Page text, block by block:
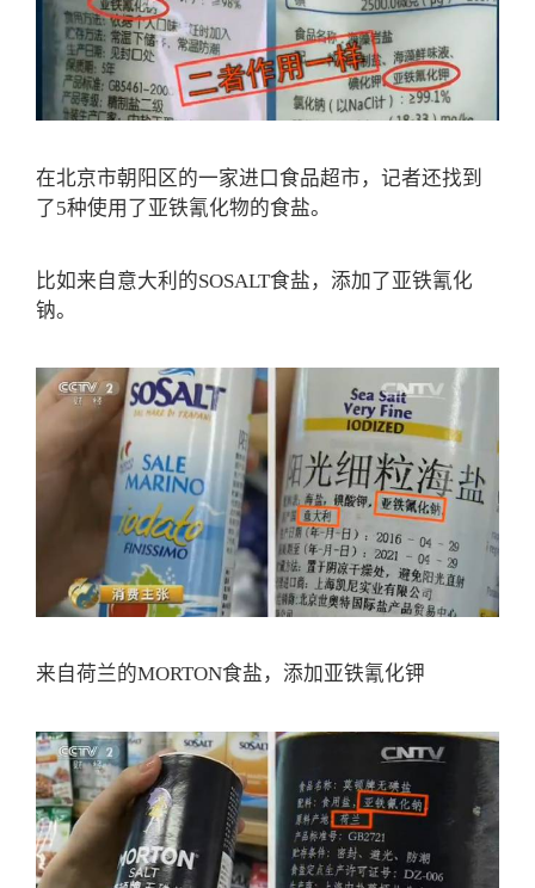
在北京市朝阳区的一家进口食品超市，记者还找到
了5种使用了亚铁氰化物的食盐。
比如来自意大利的SOSALT食盐，添加了亚铁氰化
钠。
来自荷兰的MORTON食盐，添加亚铁氰化钾